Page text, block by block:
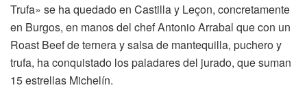
Trufa» se ha quedado en Castilla y Leçon, concretamente
en Burgos, en manos del chef Antonio Arrabal que con un
Roast Beef de ternera y salsa de mantequilla, puchero y
trufa, ha conquistado los paladares del jurado, que suman
15 estrellas Michelín.